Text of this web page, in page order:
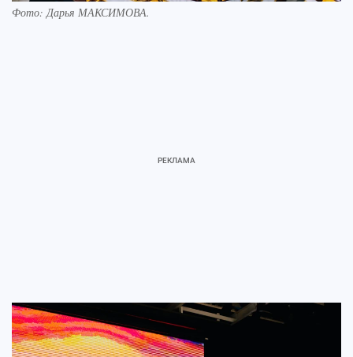
Фото: Дарья МАКСИМОВА.